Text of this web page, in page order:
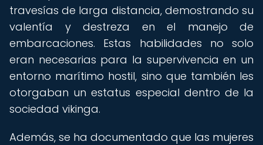
travesías de larga distancia, demostrando su
valentía y destreza en el manejo de
embarcaciones. Estas habilidades no solo
eran necesarias para la supervivencia en un
entorno marítimo hostil, sino que también les
otorgaban un estatus especial dentro de la
sociedad vikinga.
Además, se ha documentado que las mujeres